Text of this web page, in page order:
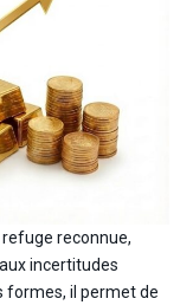
refuge reconnue,
incertitudes
formes, il permet de